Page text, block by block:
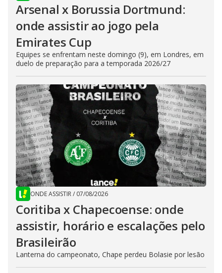
Arsenal x Borussia Dortmund:
onde assistir ao jogo pela
Emirates Cup
Equipes se enfrentam neste domingo (9), em Londres, em
duelo de preparação para a temporada 2026/27
ONDE ASSISTIR/ 07/08/2026
Coritiba x Chapecoense: onde
assistir, horário e escalações pelo
Brasileirão
Lanterna do campeonato, Chape perdeu Bolasie por lesão